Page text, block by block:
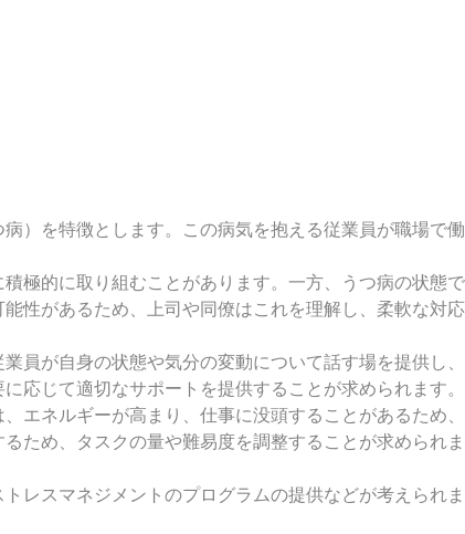
）を特徴とします。この病気を抱える従業員が職場で働
極的に取り組むことがあります。一方、うつ病の状態で
性があるため、上司や同僚はこれを理解し、柔軟な対応
員が自身の状態や気分の変動について話す場を提供し、
じて適切なサポートを提供することが求められます。
エネルギーが高まり、仕事に没頭することがあるため、
ため、タスクの量や難易度を調整することが求められま
レスマネジメントのプログラムの提供などが考えられま